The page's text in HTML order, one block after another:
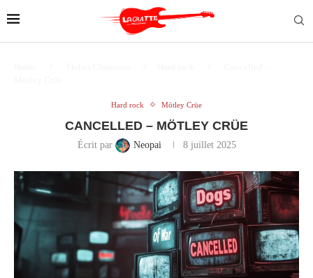
Hard rock Mötley Crüe
CANCELLED – MÖTLEY CRÜE
Écrit par Neopai 8 juillet 2025